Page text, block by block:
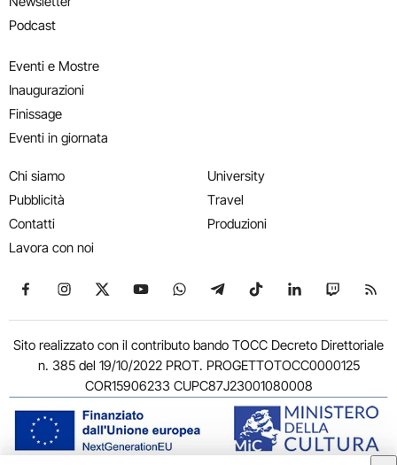
Podcast
Eventi e Mostre
Inaugurazioni
Finissage
Eventi in giornata
Chi siamo
Pubblicità
Contatti
Lavora con noi
University
Travel
Produzioni
Seguici su Facebook
Seguici su Instagram
Seguici su X
Seguici su YouTube
Seguici su WhatsApp
Seguici su Telegram
Seguici su TikTok
Seguici su
Seguici
Sito realizzato con il contributo bando TOCC Decreto Direttoriale
n. 385 del 19/10/2022 PROT. PROGETTOTOCC0000125
COR15906233 CUPC87J23001080008